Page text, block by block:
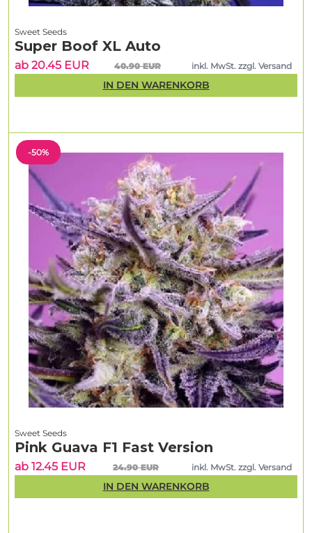
-50%
Sweet Seeds
Pink Guava F1 Fast Version
ab 12.45 EUR 24.90 EUR inkl. MwSt. zzgl. Versand
IN DEN WARENKORB
Sweet Seeds
Super Boof XL Auto
ab 20.45 EUR 40.90 EUR inkl. MwSt. zzgl. Versand
IN DEN WARENKORB